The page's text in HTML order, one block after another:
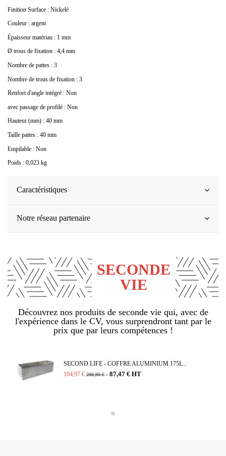
Finition Surface : Nickelé
Couleur : argent
Épaisseur matériau : 1 mm
Ø trous de fixation : 4,4 mm
Nombre de pattes : 3
Nombre de trous de fixation : 3
Renfort d'angle intégré : Non
avec passage de profilé : Non
Hauteur (mm) : 40 mm
Taille pattes : 40 mm
Empilable : Non
Poids : 0,023 kg
Caractéristiques
Notre réseau partenaire
SECONDE
VIE
Découvrez nos produits de seconde vie qui, avec de
l'expérience dans le CV, vous surprendront tant par le
prix que par leurs compétences !
SECOND LIFE - COFFRE ALUMINIUM 175L...
104,97 € 299,90 € - 87,47 € HT